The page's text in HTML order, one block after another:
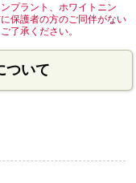
プラント、ホワイトニン
保護者の方のご同伴がない
了承ください。
ついて